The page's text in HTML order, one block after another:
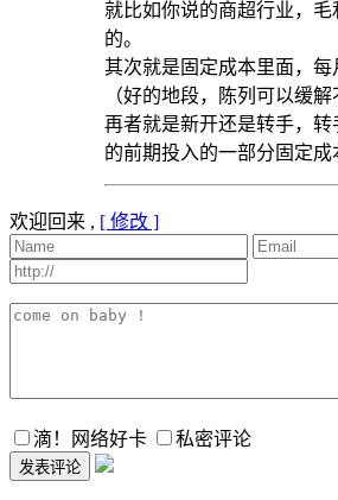
就比如你说的商超行业，
的。
其次就是固定成本里面，
（好的地段，陈列可以缓解
再者就是新开还是转手，
的前期投入的一部分固定成
欢迎回来 , [ 修改 ]
滴！网络好卡 私密评论